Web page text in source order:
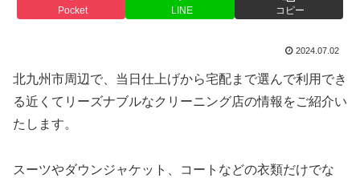
Pocket LINE コピー
2024.07.02
北九州市周辺で、当日仕上げから宅配まで選んで利用でき
る近くてリーズナブルなクリーニング店の情報をご紹介い
たします。
スーツやダウンジャケット、コートなどの衣類だけでな